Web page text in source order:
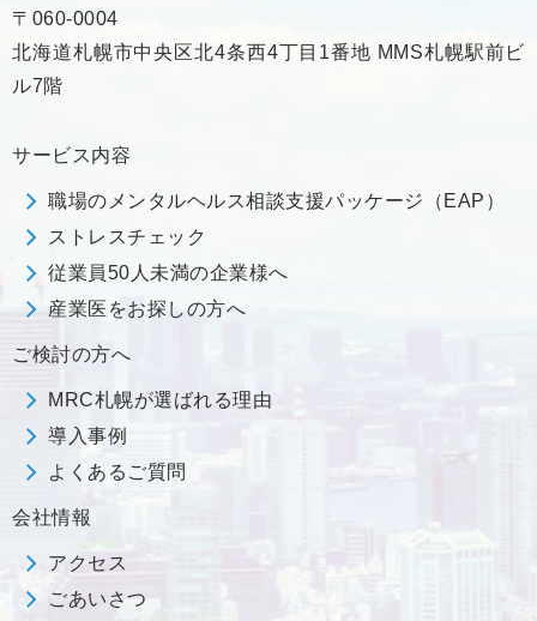
〒060-0004
北海道札幌市中央区北4条西4丁目1番地 MMS札幌駅前ビ
ル7階
サービス内容
職場のメンタルヘルス相談支援パッケージ（EAP）
ストレスチェック
従業員50人未満の企業様へ
産業医をお探しの方へ
ご検討の方へ
MRC札幌が選ばれる理由
導入事例
よくあるご質問
会社情報
アクセス
ごあいさつ